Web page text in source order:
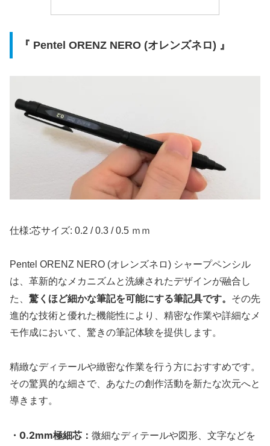
『 Pentel ORENZ NERO (オレンズネロ) 』
仕様:芯サイズ: 0.2 / 0.3 / 0.5 ｍｍ
Pentel ORENZ NERO (オレンズネロ) シャープペンシル
は、革新的なメカニズムと洗練されたデザインが融合し
た、 驚くほど細かな筆記を可能にする筆記具です。
その先
進的な技術と優れた機能性により、精密な作業や詳細なメ
モ作成において、驚きの筆記体験を提供します。
精緻なディテールや緻密な作業を行う方におすすめです。
その驚異的な細さで、あなたの創作活動を新たな次元へと
導きます。
・0.2mm極細芯： 微細なディテールや図形、文字などを